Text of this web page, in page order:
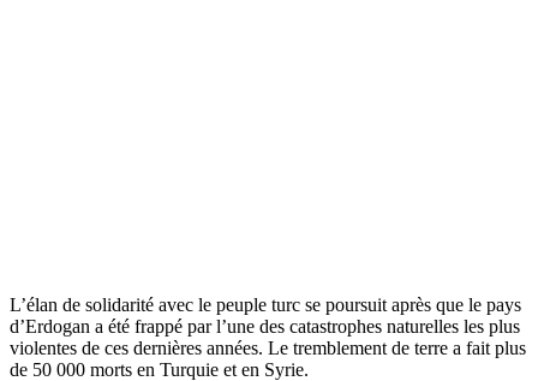
L’élan de solidarité avec le peuple turc se poursuit après que le pays
d’Erdogan a été frappé par l’une des catastrophes naturelles les plus
violentes de ces dernières années. Le tremblement de terre a fait plus
de 50 000 morts en Turquie et en Syrie.